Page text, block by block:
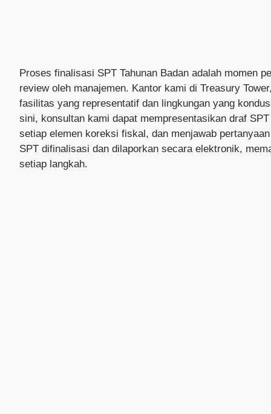
Proses finalisasi SPT Tahunan Badan adalah momen
review oleh manajemen. Kantor kami di Treasury
fasilitas yang representatif dan lingkungan yang
sini, konsultan kami dapat mempresentasikan draf
setiap elemen koreksi fiskal, dan menjawab
SPT difinalisasi dan dilaporkan secara elektronik,
setiap langkah.